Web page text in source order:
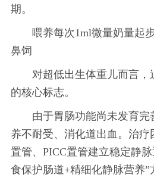
期。
喂养每次1ml微量奶量起
鼻饲
对超低出生体重儿而言，
的核心标志。
由于胃肠功能尚未发育完
养不耐受、消化道出血。治
置管、PICC置管建立稳定静
食保护肠道+精细化静脉营养